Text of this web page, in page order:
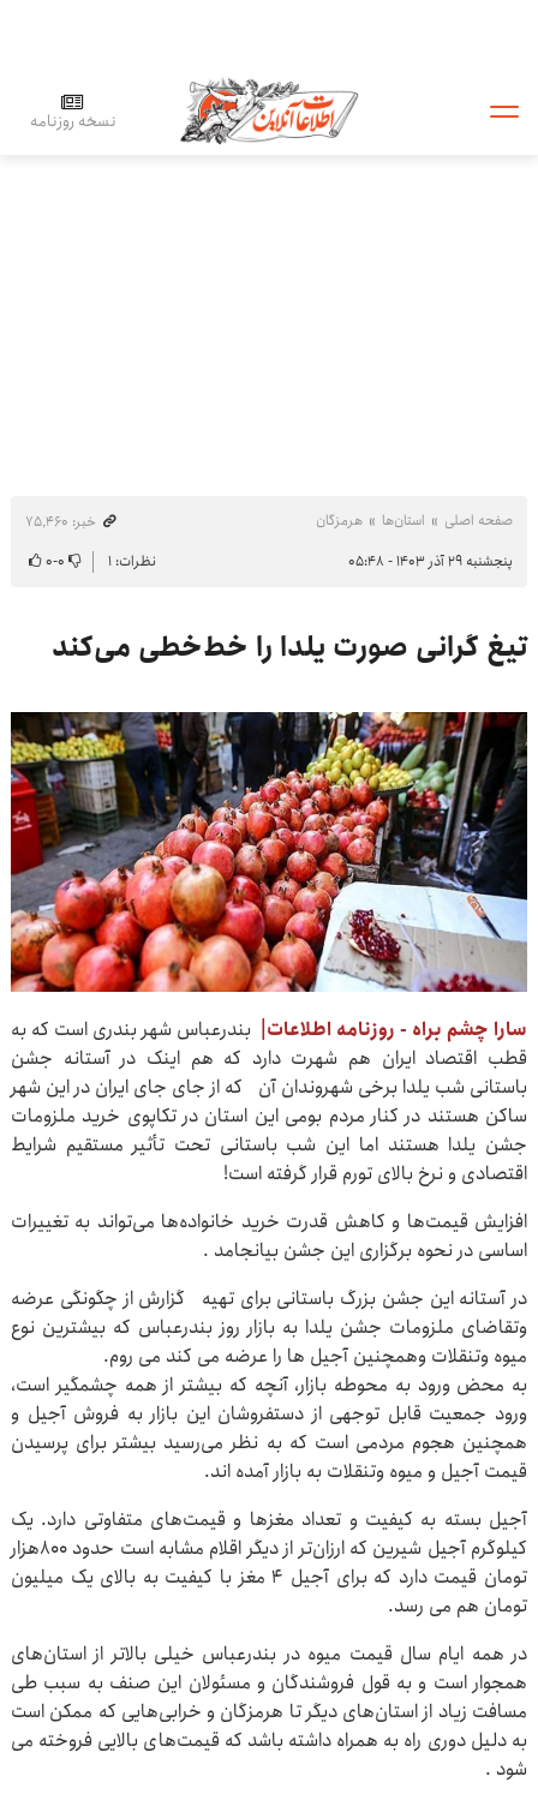
نسخه روزنامه
صفحه اصلی استان‌ها هرمزگان
خبر: ۷۵٬۴۶۰
پنجشنبه ۲۹ آذر ۱۴۰۳ - ۰۵:۴۸
نظرات: ۱ ۰-۰
تیغ گرانی صورت یلدا را خط‌خطی می‌کند
سارا چشم براه - روزنامه اطلاعات| بندرعباس شهر بندری است که به
قطب اقتصاد ایران هم شهرت دارد که هم اینک در آستانه جشن
باستانی شب یلدا برخی شهروندان آن که از جای جای ایران در این شهر
ساکن هستند در کنار مردم بومی این استان در تکاپوی خرید ملزومات
جشن یلدا هستند اما این شب باستانی تحت تأثیر مستقیم شرایط
اقتصادی و نرخ بالای تورم قرار گرفته است!
افزایش قیمت‌ها و کاهش قدرت خرید خانواده‌ها می‌تواند به تغییرات
اساسی در نحوه برگزاری این جشن بیانجامد .
در آستانه این جشن بزرگ باستانی برای تهیه گزارش از چگونگی عرضه
وتقاضای ملزومات جشن یلدا به بازار روز بندرعباس که بیشترین نوع
میوه وتنقلات وهمچنین آجیل ها را عرضه می کند می روم.
به محض ورود به محوطه بازار، آنچه که بیشتر از همه چشمگیر است،
ورود جمعیت قابل توجهی از دستفروشان این بازار به فروش آجیل و
همچنین هجوم مردمی است که به نظر می‌رسید بیشتر برای پرسیدن
قیمت آجیل و میوه وتنقلات به بازار آمده اند.
آجیل بسته به کیفیت و تعداد مغزها و قیمت‌های متفاوتی دارد. یک
کیلوگرم آجیل شیرین که ارزان‌تر از دیگر اقلام مشابه است حدود ۸۰۰هزار
تومان قیمت دارد که برای آجیل 4 مغز با کیفیت به بالای یک میلیون
تومان هم می رسد.
در همه ایام سال قیمت میوه در بندرعباس خیلی بالاتر از استان‌های
همجوار است و به قول فروشندگان و مسئولان این صنف به سبب طی
مسافت زیاد از استان‌های دیگر تا هرمزگان و خرابی‌هایی که ممکن است
به دلیل دوری راه به همراه داشته باشد که قیمت‌های بالایی فروخته می
شود .